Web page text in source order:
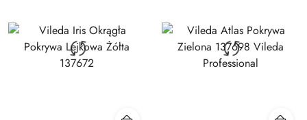
obniżką
obniżką